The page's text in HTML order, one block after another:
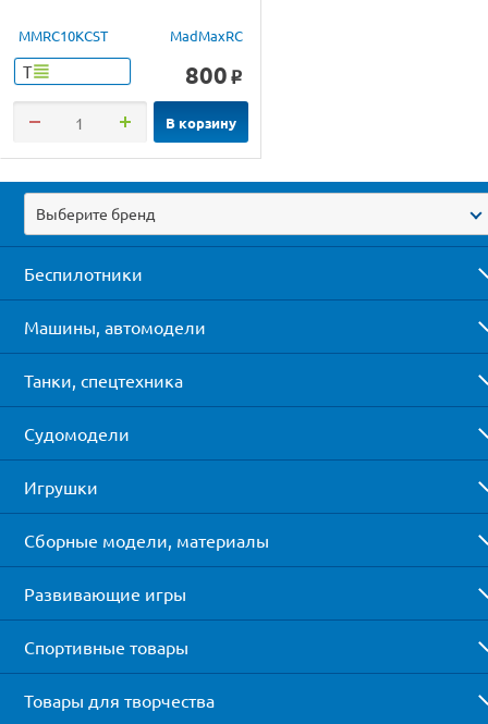
MMRC10KCST MadMaxRC
Т 800 o
В корзину
Выберите бренд
Беспилотники
Машины, автомодели
Танки, спецтехника
Судомодели
Игрушки
Сборные модели, материалы
Развивающие игры
Спортивные товары
Товары для творчества